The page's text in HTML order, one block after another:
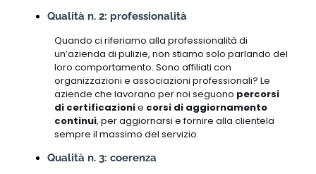
Qualità n. 2: professionalità
Quando ci riferiamo alla professionalità di
un’azienda di pulizie, non stiamo solo parlando del
loro comportamento. Sono affiliati con
organizzazioni e associazioni professionali? Le
aziende che lavorano per noi seguono percorsi
di certificazionie corsi di aggiornamento
continui, per aggiornarsi e fornire alla clientela
sempre il massimo del servizio.
Qualità n. 3: coerenza